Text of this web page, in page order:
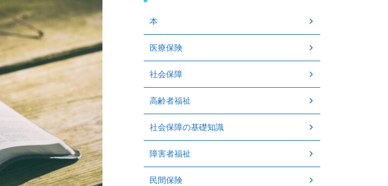
本
医療保険
社会保障
高齢者福祉
社会保障の基礎知識
障害者福祉
民間保険